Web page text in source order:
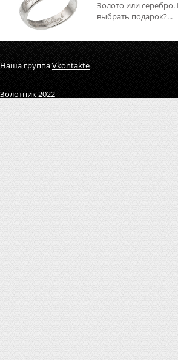
Золото или
выбрать подарок?...
Наша группаVkontakte
Золотник 2022